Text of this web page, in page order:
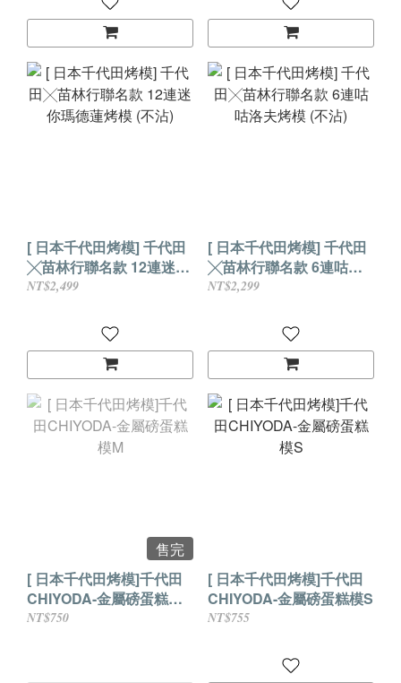
[ 日本千代田烤模] 千代田
╳苗林行聯名款 12連迷你
瑪德蓮烤模 (不沾)
NT$2,499
[ 日本千代田烤模] 千代田
╳苗林行聯名款 6連咕咕
NT$2,299
售完
[ 日本千代田烤模]千代田
CHIYODA-金屬磅蛋糕模
M
NT$750
[ 日本千代田烤模]千代田
CHIYODA-金屬磅蛋糕模S
NT$755